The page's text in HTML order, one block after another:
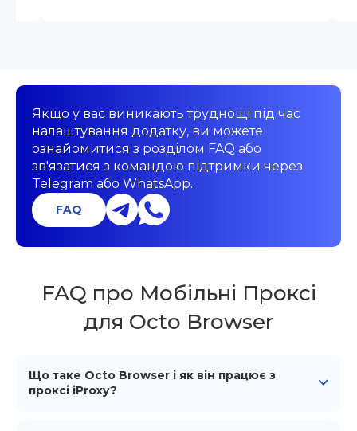
Якщо у вас виникають труднощі під час
налаштування додатку, ви можете
ознайомитися з розділом FAQ або
зв'язатися з командою підтримки через
Telegram або WhatsApp.
FAQ
FAQ про Мобільні Проксі
для Octo Browser
Що таке Octo Browser і як він працює з
проксі iProxy?